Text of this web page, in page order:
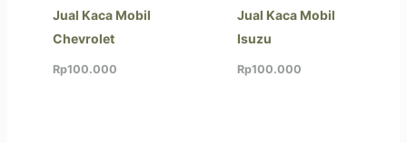
Jual Kaca Mobil
Chevrolet
Rp100.000
Jual Kaca Mobil
Isuzu
Rp100.000